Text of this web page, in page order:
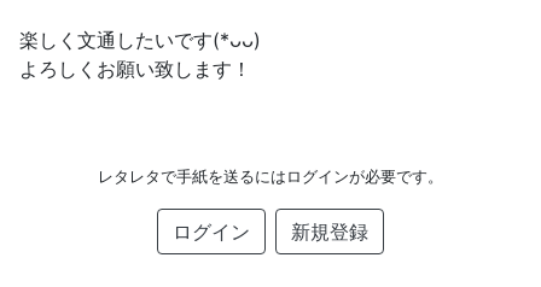
楽しく文通したいです(*ᴗᴗ)
よろしくお願い致します！
レタレタで手紙を送るにはログインが必要です。
ログイン 新規登録